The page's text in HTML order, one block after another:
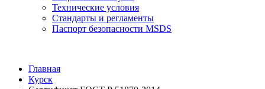
Технические условия
Стандарты и регламенты
Паспорт безопасности MSDS
Главная
Курск